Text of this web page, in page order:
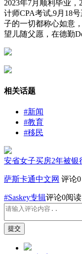
2023年7月顺利毕业
计师CPA考试,9月18
子的一切都称心如意
望儿随父愿，在德勤
相关话题
#新闻
#教育
#移民
安省女子买房2年被银
萨斯卡通中文网 评论0
#Saskey专辑评论0阅
提交